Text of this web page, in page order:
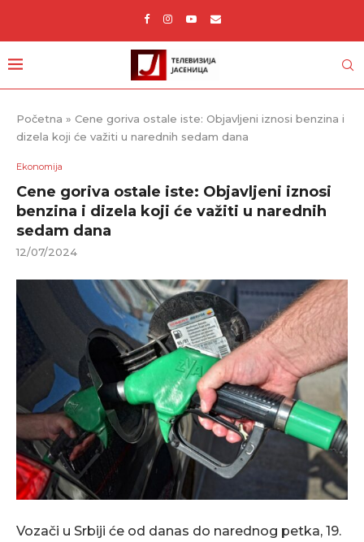
Početna » Cene goriva ostale iste: Objavljeni iznosi benzina i
dizela koji će važiti u narednih sedam dana
Ekonomija
Cene goriva ostale iste: Objavljeni iznosi
benzina i dizela koji će važiti u narednih
sedam dana
12/07/2024
Vozači u Srbiji će od danas do narednog petka, 19.